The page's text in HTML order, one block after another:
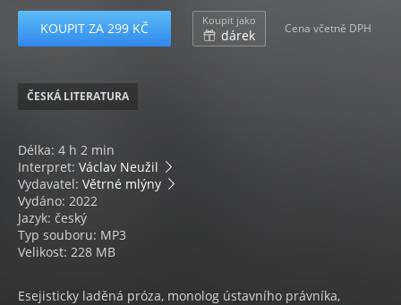
KOUPIT ZA 299 KČ Koupit jako
dárek Cena včetně DPH
ČESKÁ LITERATURA
Délka: 4 h 2 min
Interpret: Václav Neužil
Vydavatel: Větrné mlýny
Vydáno: 2022
Jazyk: český
Typ souboru: MP3
Velikost: 228 MB
Esejisticky laděná próza, monolog ústavního právníka,